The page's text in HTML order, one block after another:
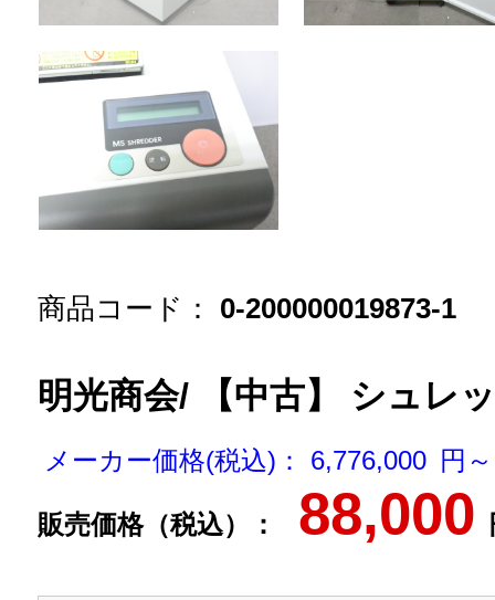
商品コード： 0-200000019873-1
明光商会/ 【中古】 シュレ
メーカー価格(税込)： 6,776,000 円～
販売価格（税込）： 88,000